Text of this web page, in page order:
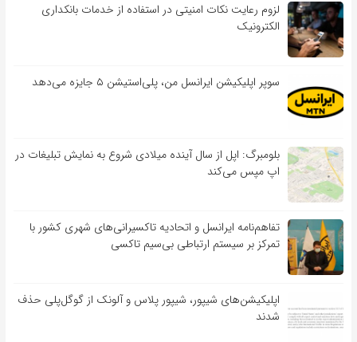
لزوم رعایت نکات امنیتی در استفاده از خدمات بانکداری
الکترونیک
سوپر اپلیکیشن ایرانسل من، پلی‌استیشن ۵ جایزه می‌دهد
بلومبرگ: اپل از سال آینده میلادی شروع به نمایش تبلیغات در
اپ مپس می‌کند
تفاهم‌نامه‌ ایرانسل و اتحادیه تاکسیرانی‌های شهری کشور با
تمرکز بر سیستم ارتباطی بی‌سیم تاکسی
اپلیکیشن‌های شیپور، شیپور پلاس و آلونک از گوگل‌پلی حذف
شدند